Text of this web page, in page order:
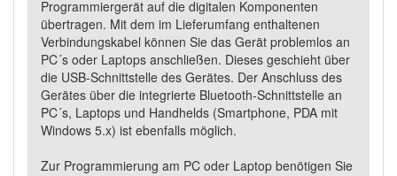
Programmiergerät auf die digitalen Komponenten
übertragen. Mit dem im Lieferumfang enthaltenen
Verbindungskabel können Sie das Gerät problemlos an
PC´s oder Laptops anschließen. Dieses geschieht über
die USB-Schnittstelle des Gerätes. Der Anschluss des
Gerätes über die integrierte Bluetooth-Schnittstelle an
PC´s, Laptops und Handhelds (Smartphone, PDA mit
Windows 5.x) ist ebenfalls möglich.
Zur Programmierung am PC oder Laptop benötigen Sie